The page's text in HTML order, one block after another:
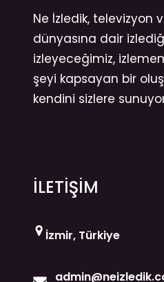
Ne İzledik, televizyon
dünyasına dair
izleyeceğimiz,
şeyi kapsayan bir
kendini sizlere
İLETİŞİM
İzmir, Türkiye